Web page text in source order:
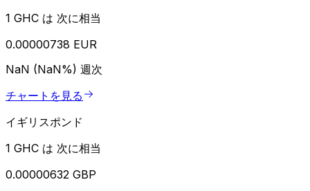
1 GHC は 次に相当
0.00000738 EUR
NaN (NaN%) 週次
チャートを見る
イギリスポンド
1 GHC は 次に相当
0.00000632 GBP